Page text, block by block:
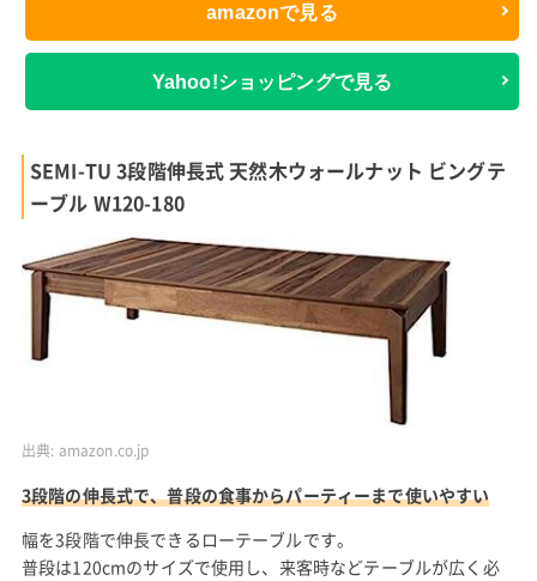
amazonで見る
Yahoo!ショッピングで見る
SEMI-TU 3段階伸長式 天然木ウォールナット ビングテ
ーブル W120-180
出典: amazon.co.jp
3段階の伸長式で、普段の食事からパーティーまで使いやすい
幅を3段階で伸長できるローテーブルです。
普段は120cmのサイズで使用し、来客時などテーブルが広く必